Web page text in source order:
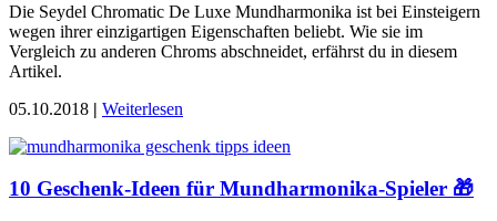
Die Seydel Chromatic De Luxe Mundharmonika ist bei Einsteigern
wegen ihrer einzigartigen Eigenschaften beliebt. Wie sie im
Vergleich zu anderen Chroms abschneidet, erfährst du in diesem
Artikel.
05.10.2018 | Weiterlesen
10 Geschenk-Ideen für Mundharmonika-Spieler 🎁